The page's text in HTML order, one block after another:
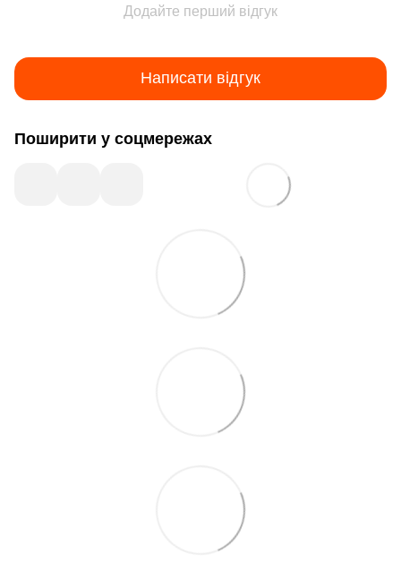
Додайте перший відгук
Написати відгук
Поширити у соцмережах